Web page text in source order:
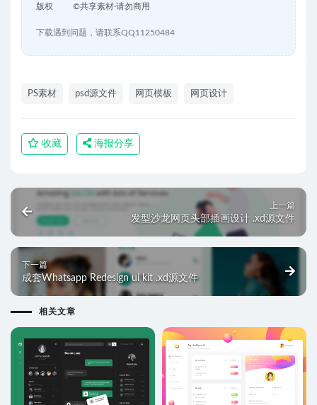
版权 ©共享素材·请勿商用
下载遇到问题，请联系QQ11250484
PS素材 psd源文件 网页模板 网页设计
收藏 海报分享
上一篇
发型沙龙网页头部插画设计 .xd源文件
下一篇
成套Whatsapp Redesign ui kit .xd源文件
相关文章